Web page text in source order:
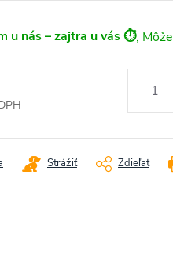
u nás – zajtra u vás ⏱️
Strážiť Zdieľať